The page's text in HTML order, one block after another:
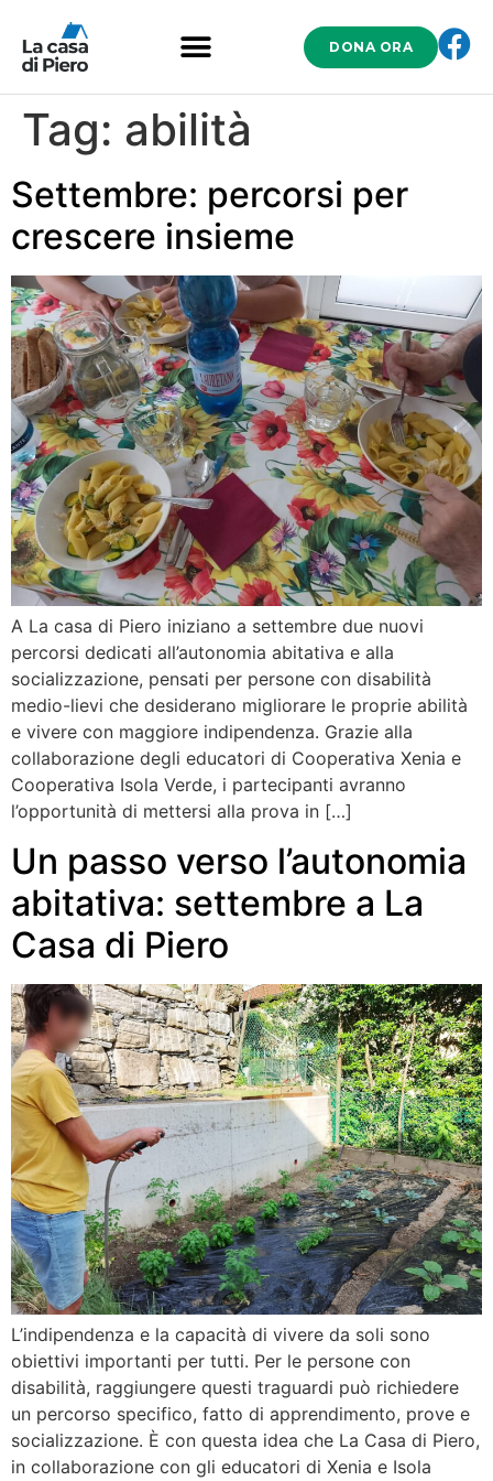
DONA ORA
Tag: abilità
Settembre: percorsi per
crescere insieme
A La casa di Piero iniziano a settembre due nuovi
percorsi dedicati all’autonomia abitativa e alla
socializzazione, pensati per persone con disabilità
medio-lievi che desiderano migliorare le proprie abilità
e vivere con maggiore indipendenza. Grazie alla
collaborazione degli educatori di Cooperativa Xenia e
Cooperativa Isola Verde, i partecipanti avranno
l’opportunità di mettersi alla prova in […]
Un passo verso l’autonomia
abitativa: settembre a La
Casa di Piero
L’indipendenza e la capacità di vivere da soli sono
obiettivi importanti per tutti. Per le persone con
disabilità, raggiungere questi traguardi può richiedere
un percorso specifico, fatto di apprendimento, prove e
socializzazione. È con questa idea che La Casa di Piero,
in collaborazione con gli educatori di Xenia e Isola